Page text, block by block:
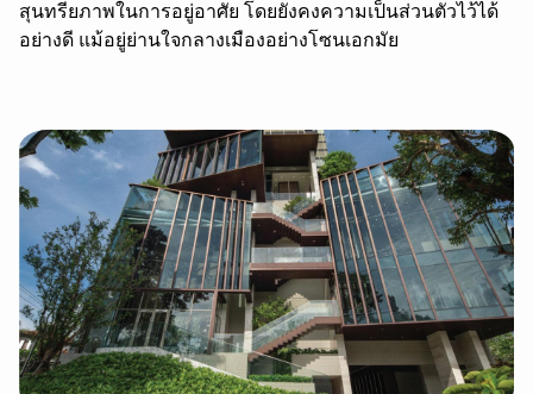
สุนทรียภาพในการอยู่อาศัย โดยยังคงความเป็นส่วนตัวไว้ได้
อย่างดี แม้อยู่ย่านใจกลางเมืองอย่างโซนเอกมัย